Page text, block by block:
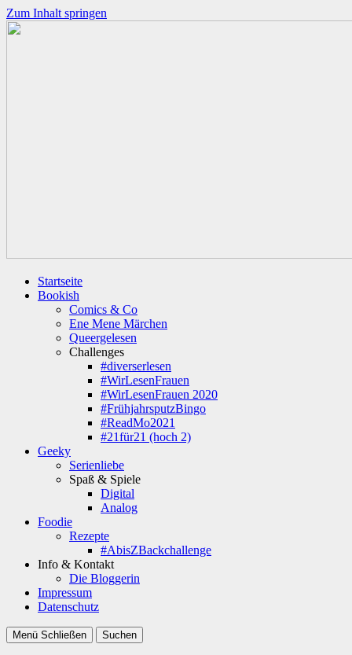
Zum Inhalt springen
Startseite
Bookish
Comics & Co
Ene Mene Märchen
Queergelesen
Challenges
#diverserlesen
#WirLesenFrauen
#WirLesenFrauen 2020
#FrühjahrsputzBingo
#ReadMo2021
#21für21 (hoch 2)
Geeky
Serienliebe
Spaß & Spiele
Digital
Analog
Foodie
Rezepte
#AbisZBackchallenge
Info & Kontakt
Die Bloggerin
Impressum
Datenschutz
Menü Schließen Suchen